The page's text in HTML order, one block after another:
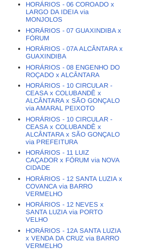
HORÁRIOS - 06 COROADO x
LARGO DA IDEIA via
MONJOLOS
HORÁRIOS - 07 GUAXINDIBA x
FÓRUM
HORÁRIOS - 07A ALCÂNTARA x
GUAXINDIBA
HORÁRIOS - 08 ENGENHO DO
ROÇADO x ALCÂNTARA
HORÁRIOS - 10 CIRCULAR -
CEASA x COLUBANDÊ x
ALCÂNTARA x SÃO GONÇALO
via AMARAL PEIXOTO
HORÁRIOS - 10 CIRCULAR -
CEASA x COLUBANDÊ x
ALCÂNTARA x SÃO GONÇALO
via PREFEITURA
HORÁRIOS - 11 LUIZ
CAÇADOR x FÓRUM via NOVA
CIDADE
HORÁRIOS - 12 SANTA LUZIA x
COVANCA via BARRO
VERMELHO
HORÁRIOS - 12 NEVES x
SANTA LUZIA via PORTO
VELHO
HORÁRIOS - 12A SANTA LUZIA
x VENDA DA CRUZ via BARRO
VERMELHO